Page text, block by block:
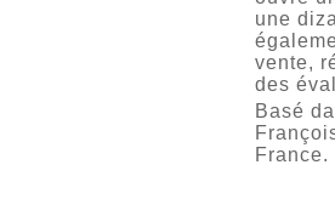
une
vente,
des
Basé
France.